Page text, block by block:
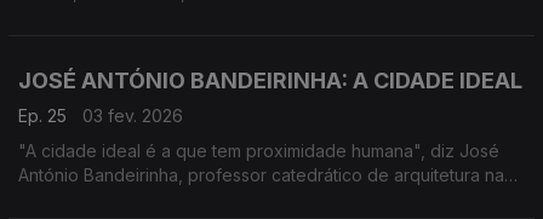
JOSÉ ANTÓNIO BANDEIRINHA: A CIDADE IDEAL
Ep. 25
03 fev. 2026
"A cidade ideal é a que tem proximidade humana", diz José
António Bandeirinha, professor catedrático de arquitetura na